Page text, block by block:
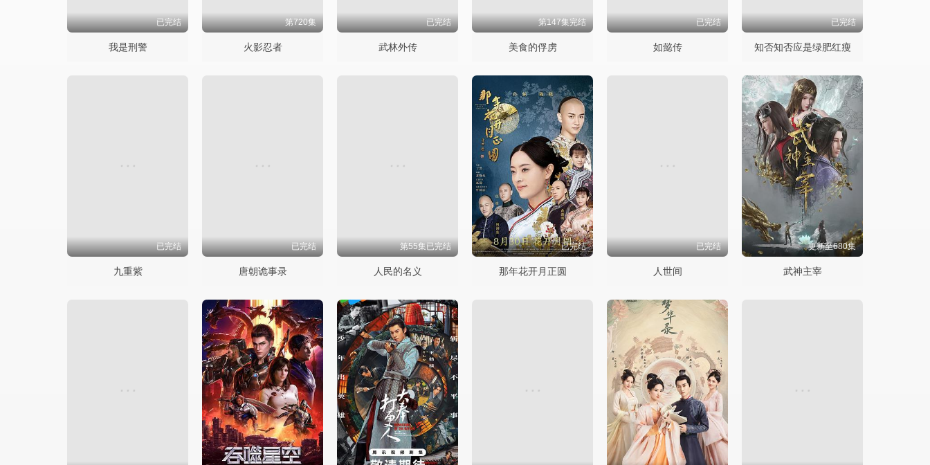
已完结
我是刑警
第720集
火影忍者
已完结
武林外传
第147集完结
美食的俘虏
已完结
如懿传
已完结
知否知否应是绿肥红瘦
已完结
九重紫
已完结
唐朝诡事录
第55集已完结
人民的名义
已完结
那年花开月正圆
已完结
人世间
更新至680集
武神主宰